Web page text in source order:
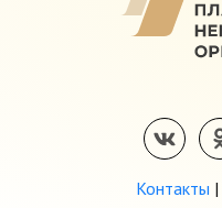
Контакты |